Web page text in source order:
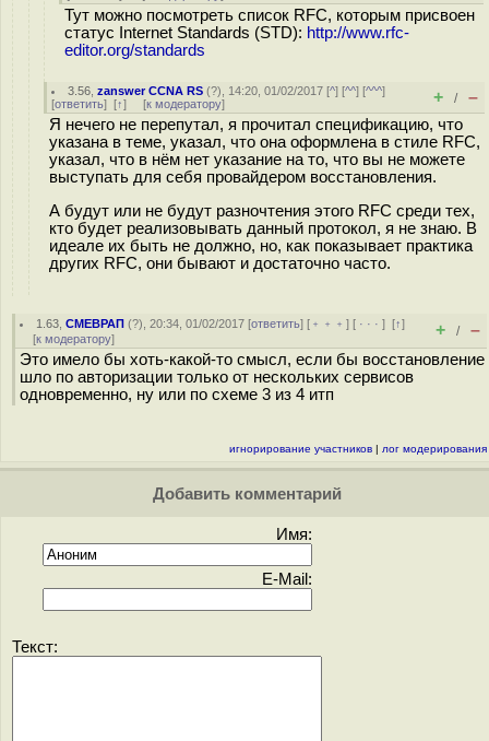
Тут можно посмотреть список RFC, которым присвоен
статус Internet Standards (STD): http://www.rfc-
editor.org/standards
3.56 ,zanswer CCNA RS (?), 14:20, 01/02/2017 [^] [^^] [^^^]
[ответить] [↑] [к модератору] + / –
Я нечего не перепутал, я прочитал спецификацию, что
указана в теме, указал, что она оформлена в стиле RFC,
указал, что в нём нет указание на то, что вы не можете
выступать для себя провайдером восстановления.
А будут или не будут разночтения этого RFC среди тех,
кто будет реализовывать данный протокол, я не знаю. В
идеале их быть не должно, но, как показывает практика
других RFC, они бывают и достаточно часто.
1.63 ,СМЕВРАП (?), 20:34, 01/02/2017 [ответить] [ ﹢﹢﹢] [ · · ·][↑]
[к модератору] + / –
Это имело бы хоть-какой-то смысл, если бы восстановление
шло по авторизации только от нескольких сервисов
одновременно, ну или по схеме 3 из 4 итп
игнорирование участников | лог модерирования
Добавить комментарий
Имя:
E-Mail:
Текст: